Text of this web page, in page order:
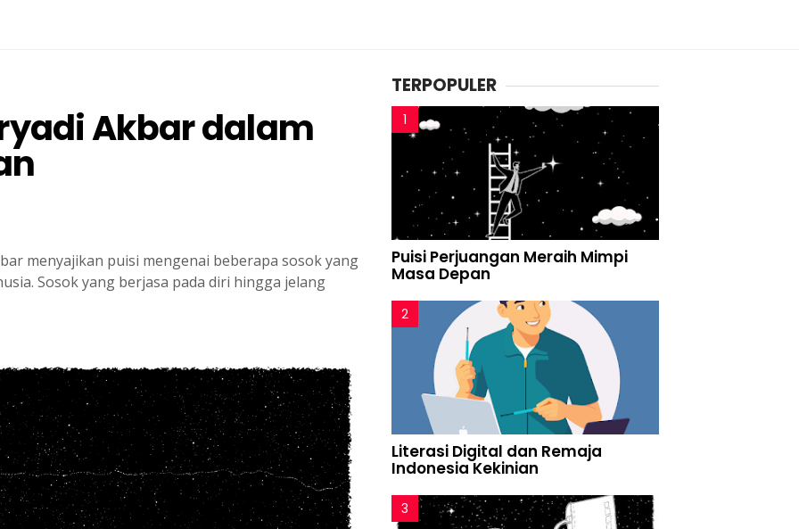
Akbar dalam
menyajikan puisi mengenai beberapa sosok yang
Sosok yang berjasa pada diri hingga jelang
TERPOPULER
Puisi Perjuangan Meraih Mimpi
Masa Depan
Literasi Digital dan Remaja
Indonesia Kekinian